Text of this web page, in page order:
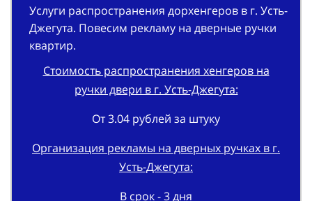
Услуги распространения дорхенгеров в г. Усть-
Джегута. Повесим рекламу на дверные ручки
квартир.
Стоимость распространения хенгеров на
ручки двери в г. Усть-Джегута:
От 3.04 рублей за штуку
Организация рекламы на дверных ручках в г.
Усть-Джегута: